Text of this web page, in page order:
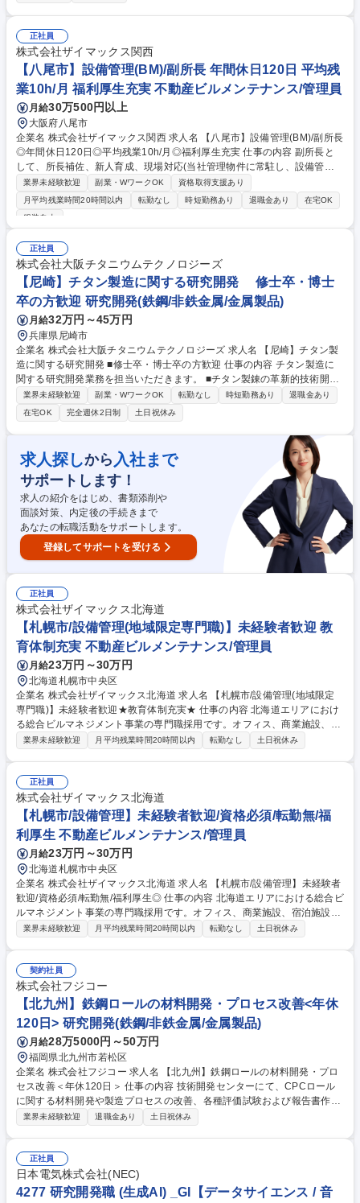
ーティリティ設備の運用把握と安定稼働に向けた実務支援活動を担当して
いただきます。将来的には、計画的に安定稼働が実現できる管理業務や地
球環境に沿った運用指導を行っていただきます。 ※入社後QP工場実習を
経験、現地課題の習得。食品工場の施設インフラ工程と設備の連動部等を
習得、実践経験積んでいただきます。 募集職種 【東京/生産技術(管理職候
補)】食品工場におけるユーティリティ設備 維持・管理
正社員
株式会社ザイマックス関西
【八尾市】設備管理(BM)/副所長 年間休日120日 平均残
業10h/月 福利厚生充実 不動産ビルメンテナンス/管理員
月給30万500円以上
大阪府八尾市
企業名 株式会社ザイマックス関西 求人名 【八尾市】設備管理(BM)/副所長
◎年間休日120日◎平均残業10h/月◎福利厚生充実 仕事の内容 副所長と
して、所長補佐、新人育成、現場対応(当社管理物件に常駐し、設備管理
業務とテナント対応を実施)をお任せします。早期に所長へステップアッ
プしていただくことを期待しております。 【具体的には】 ■案件：同社が
受託管理するオフィスビルや商業施設、物流施設、学校等 ■変電設備、空
種法令に基づく業務 ■物件の運営や人員含めたマネジメントやレポート作
成業務 ※建物の改変を伴う作業はなし。 募集職種 【八尾市】設備管理(B
M)/副所長◎年間休日120日◎平均残業10h/月◎福利厚生充実
業界未経験歓迎 副業・WワークOK
資格取得支援あり
月平均残業時間20時間以内
転勤なし 時短勤務あり 退職金あり
在宅OK
服装自由
正社員
株式会社大阪チタニウムテクノロジーズ
【尼崎】チタン製造に関する研究開発 修士卒・博士
卒の方歓迎 研究開発(鉄鋼/非鉄金属/金属製品)
月給32万円～45万円
兵庫県尼崎市
企業名 株式会社大阪チタニウムテクノロジーズ 求人名 【尼崎】チタン製
造に関する研究開発 ■修士卒・博士卒の方歓迎 仕事の内容 チタン製造に
関する研究開発業務を担当いただきます。 ■チタン製錬の革新的技術開発
■製造プロセスの要素技術開発、生産設備の技術改善による効率化・生産
性向上・品質改善 ■チタン製錬技術を活かした新製品/新事業の開発 ■デー
タ解析、開発支援、技術論文/特許の調査等 ※場合によっては大学との共
同研究推進の為、定期的な近隣出張を伴う 募集職種 【尼崎】チタン製造
に関する研究開発 ■修士卒・博士卒の方歓迎
業界未経験歓迎 副業・WワークOK 転勤なし 時短勤務あり
退職金あり
在宅OK
完全週休2日制 土日祝休み
求人探しから 入社まで
サポートします！
求人の紹介をはじめ、書類添削や
面談対策、内定後の手続きまで
あなたの転職活動をサポートします。
登録してサポートを受ける
正社員
株式会社ザイマックス北海道
【札幌市/設備管理(地域限定専門職)】未経験者歓迎 教
育体制充実 不動産ビルメンテナンス/管理員
月給23万円～30万円
北海道札幌市中央区
企業名 株式会社ザイマックス北海道 求人名 【札幌市/設備管理(地域限定
専門職)】未経験者歓迎★教育体制充実★ 仕事の内容 北海道エリアにおけ
る総合ビルマネジメント事業の専門職採用です。オフィス、商業施設、宿
泊施設、物流施設などの設備の管理・運用や設備点検計画の立案、実施、
巡回設備管理：複数物件の定期巡回点検、突発対応、テナントクレーム対
応、オーナー報告、協力業者差配など■修繕・資産維持業務：工事計画立
案（補助）、見積査定、修繕発注、完了確認など 【変更範囲】会社の定め
る業務 募集職種 【札幌市/設備管理(地域限定専門職)】未経験者歓迎★教
育体制充実★
業界未経験歓迎 月平均残業時間20時間以内 転勤なし 土日祝休み
正社員
株式会社ザイマックス北海道
【札幌市/設備管理】未経験者歓迎/資格必須/転勤無/福
利厚生 不動産ビルメンテナンス/管理員
月給23万円～30万円
北海道札幌市中央区
企業名 株式会社ザイマックス北海道 求人名 【札幌市/設備管理】未経験者
歓迎/資格必須/転勤無/福利厚生◎ 仕事の内容 北海道エリアにおける総合ビ
ルマネジメント事業の専門職採用です。オフィス、商業施設、宿泊施設、
物流施設などの設備の管理・運用や設備点検計画の立案、実施、報告をお
管理：複数物件の定期巡回点検、突発対応、テナントクレーム対応、オー
ナー報告、協力業者差配など■修繕・資産維持業務：工事計画立案（補
助）、見積査定、修繕発注、完了確認など 【変更範囲】会社の定める業務
募集職種 【札幌市/設備管理】未経験者歓迎/資格必須/転勤無/福利厚生◎
業界未経験歓迎 月平均残業時間20時間以内 転勤なし 土日祝休み
契約社員
株式会社フジコー
【北九州】鉄鋼ロールの材料開発・プロセス改善<年休
120日> 研究開発(鉄鋼/非鉄金属/金属製品)
月給28万5000円～50万円
福岡県北九州市若松区
企業名 株式会社フジコー 求人名 【北九州】鉄鋼ロールの材料開発・プロ
セス改善＜年休120日＞ 仕事の内容 技術開発センターにて、CPCロール
に関する材料開発や製造プロセスの改善、各種評価試験および報告書作成
業務をお任せします。基礎研究から実用化まで一貫して携わることが可能
材質改善および次期ロール（上下ピンチロール等）の開発 ■摩擦圧接技術
（軸継ぎ、異種素材接合）の強化・拡大 ■ボイラー管用材料の材質改善業
務 募集職種 【北九州】鉄鋼ロールの材料開発・プロセス改善＜年休120日
業界未経験歓迎 退職金あり 土日祝休み
正社員
日本電気株式会社(NEC)
4277 研究開発職 (生成AI) _GI【データサイエンス / 音